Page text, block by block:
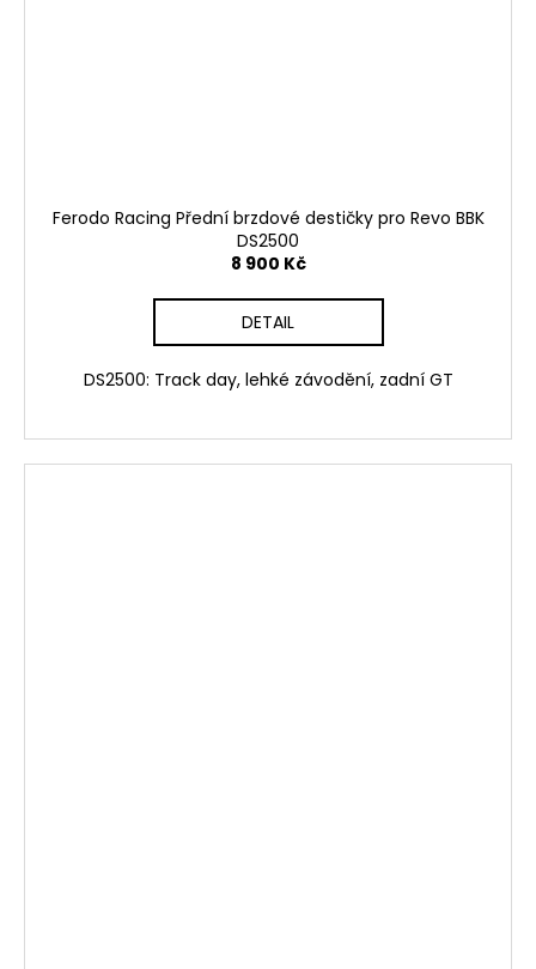
Ferodo Racing Přední brzdové destičky pro Revo BBK
DS2500
8 900 Kč
DETAIL
DS2500: Track day, lehké závodění, zadní GT